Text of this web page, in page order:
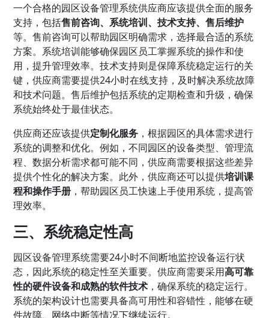
一个合格的园区设备管理系统供应商应该提供全面的服务
支持，包括售前咨询、系统培训、技术支持、售后维护
等。售前咨询可以帮助园区明确需求，选择最合适的系统
方案。系统培训能够确保园区员工掌握系统的操作和使
用，提升管理效率。技术支持则是保障系统稳定运行的关
键，供应商需要提供24小时在线支持，及时解决系统故障
和技术问题。售后维护包括系统的定期检查和升级，确保
系统始终处于最佳状态。
供应商还应该提供定制化服务 ，根据园区的具体需求进行
系统的调整和优化。例如，不同园区的设备类型、管理流
程、数据分析需求都可能不同，供应商需要根据这些差异
提供个性化的解决方案。此外，供应商还可以提供培训课
程和操作手册 ，帮助园区员工快速上手使用系统，提高管
理效率。
三、系统稳定性高
园区设备管理系统需要24小时不间断地监控设备运行状
态，因此系统的稳定性至关重要。供应商需要采用高可靠
性的硬件设备和成熟的软件技术 ，确保系统的稳定运行。
系统的架构设计也需要具备高可用性和容错性，能够在硬
件故障、网络中断等情况下继续运行。